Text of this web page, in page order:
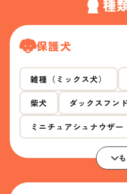
種
保護犬
雑種（ミックス犬）
柴犬 ダックスフンド
ミニチュアシュナウザー